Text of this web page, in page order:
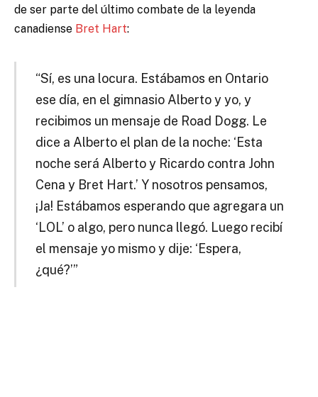
de ser parte del último combate de la leyenda
canadiense Bret Hart:
“Sí, es una locura. Estábamos en Ontario
ese día, en el gimnasio Alberto y yo, y
recibimos un mensaje de Road Dogg. Le
dice a Alberto el plan de la noche: ‘Esta
noche será Alberto y Ricardo contra John
Cena y Bret Hart.’ Y nosotros pensamos,
¡Ja! Estábamos esperando que agregara un
‘LOL’ o algo, pero nunca llegó. Luego recibí
el mensaje yo mismo y dije: ‘Espera,
¿qué?’”